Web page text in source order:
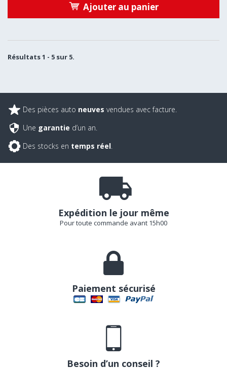
Ajouter au panier
Résultats 1 - 5 sur 5.
Des pièces auto neuves vendues avec facture.
Une garantie d’un an.
Des stocks en temps réel.
Expédition le jour même
Pour toute commande avant 15h00
Paiement sécurisé
Besoin d’un conseil ?